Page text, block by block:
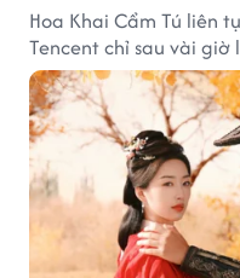
Hoa Khai Cẩm Tú liên
Tencent chỉ sau vài giờ